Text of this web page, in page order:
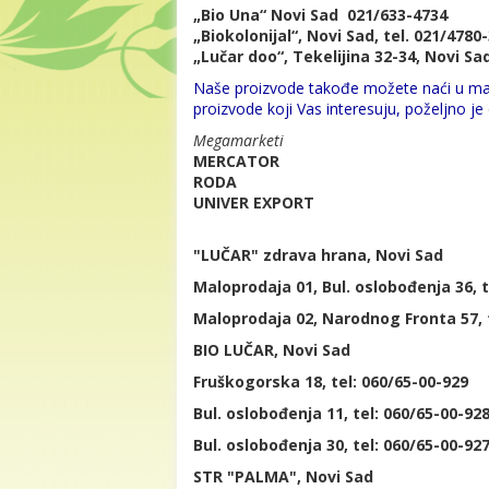
„Bio Una“ Novi Sad 021/633-4734
„Biokolonijal“, Novi Sad, tel. 021/
„Lučar doo“, Tekelijina 32-34, Novi
Naše proizvode takođe možete naći u
proizvode koji Vas interesuju, poželjno
Megamarketi
MERCATOR
RODA
UNIVER EXPORT
"LUČAR" zdrava hrana, Novi Sad
Maloprodaja 01, Bul. oslobođenja 36,
Maloprodaja 02, Narodnog Fronta 57,
BIO LUČAR, Novi Sad
Fruškogorska 18, tel: 060/65-00-929
Bul. oslobođenja 11, tel: 060/65-00-928
Bul. oslobođenja 30, tel: 060/65-00-927
STR "PALMA", Novi Sad